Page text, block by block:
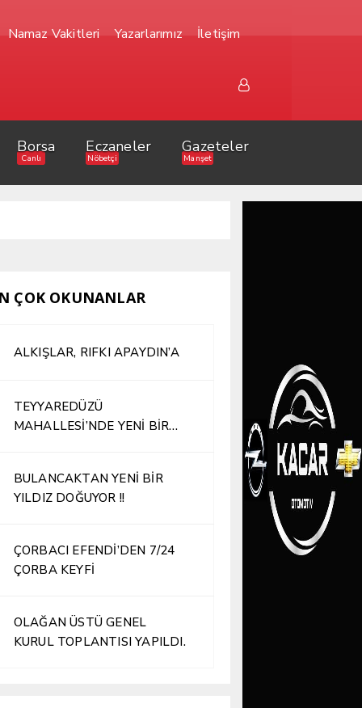
Namaz Vakitleri Yazarlarımız İletişim
Borsa
Canlı
Eczaneler
Nöbetçi
Gazeteler
Manşet
ÇOK OKUNANLAR
ALKIŞLAR, RIFKI APAYDIN’A
TEYYAREDÜZÜ
MAHALLESİ’NDE YENİ BİR
BULANCAKTAN YENİ BİR
YILDIZ DOĞUYOR !!
ÇORBACI EFENDİ’DEN 7/24
ÇORBA KEYFİ
OLAĞAN ÜSTÜ GENEL
KURUL TOPLANTISI YAPILDI.